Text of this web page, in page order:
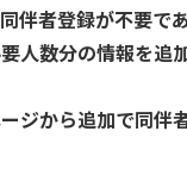
伴者登録が不要
人数分の情報を
ジから追加で同伴